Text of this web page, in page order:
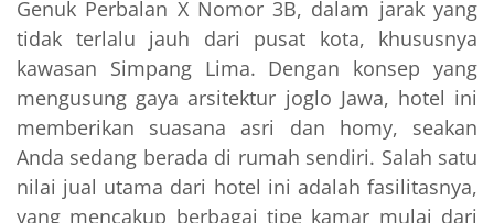
Genuk Perbalan X Nomor 3B, dalam jarak yang
tidak terlalu jauh dari pusat kota, khususnya
kawasan Simpang Lima. Dengan konsep yang
mengusung gaya arsitektur joglo Jawa, hotel ini
memberikan suasana asri dan homy, seakan
Anda sedang berada di rumah sendiri. Salah satu
nilai jual utama dari hotel ini adalah fasilitasnya,
yang mencakup berbagai tipe kamar mulai dari